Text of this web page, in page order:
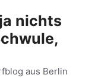
nichts
aus Berlin